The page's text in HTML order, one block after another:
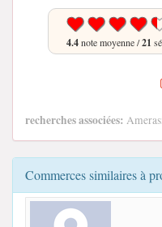
4.4note moyenne /21
recherches associées:
Commerces similaires à